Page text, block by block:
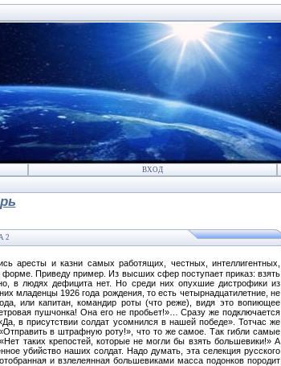
ВХОД
2
аресты и казни самых работящих, честных, интеллигентных,
Приведу пример. Из высших сфер поступает приказ: взять
в людях дефицита нет. Но среди них опухшие дистрофики из
младенцы 1926 года рождения, то есть четырнадцатилетние, не
или капитан, командир роты (что реже), видя это вопиющее
пушчонка! Она его не пробьет!»… Сразу же подключается
в присутствии солдат усомнился в нашей победе». Тотчас же
в штрафную роту!», что то же самое. Так гибли самые
таких крепостей, которые не могли бы взять большевики!» А
убийство наших солдат. Надо думать, эта селекция русского
и взлелеянная большевиками масса подонков породит